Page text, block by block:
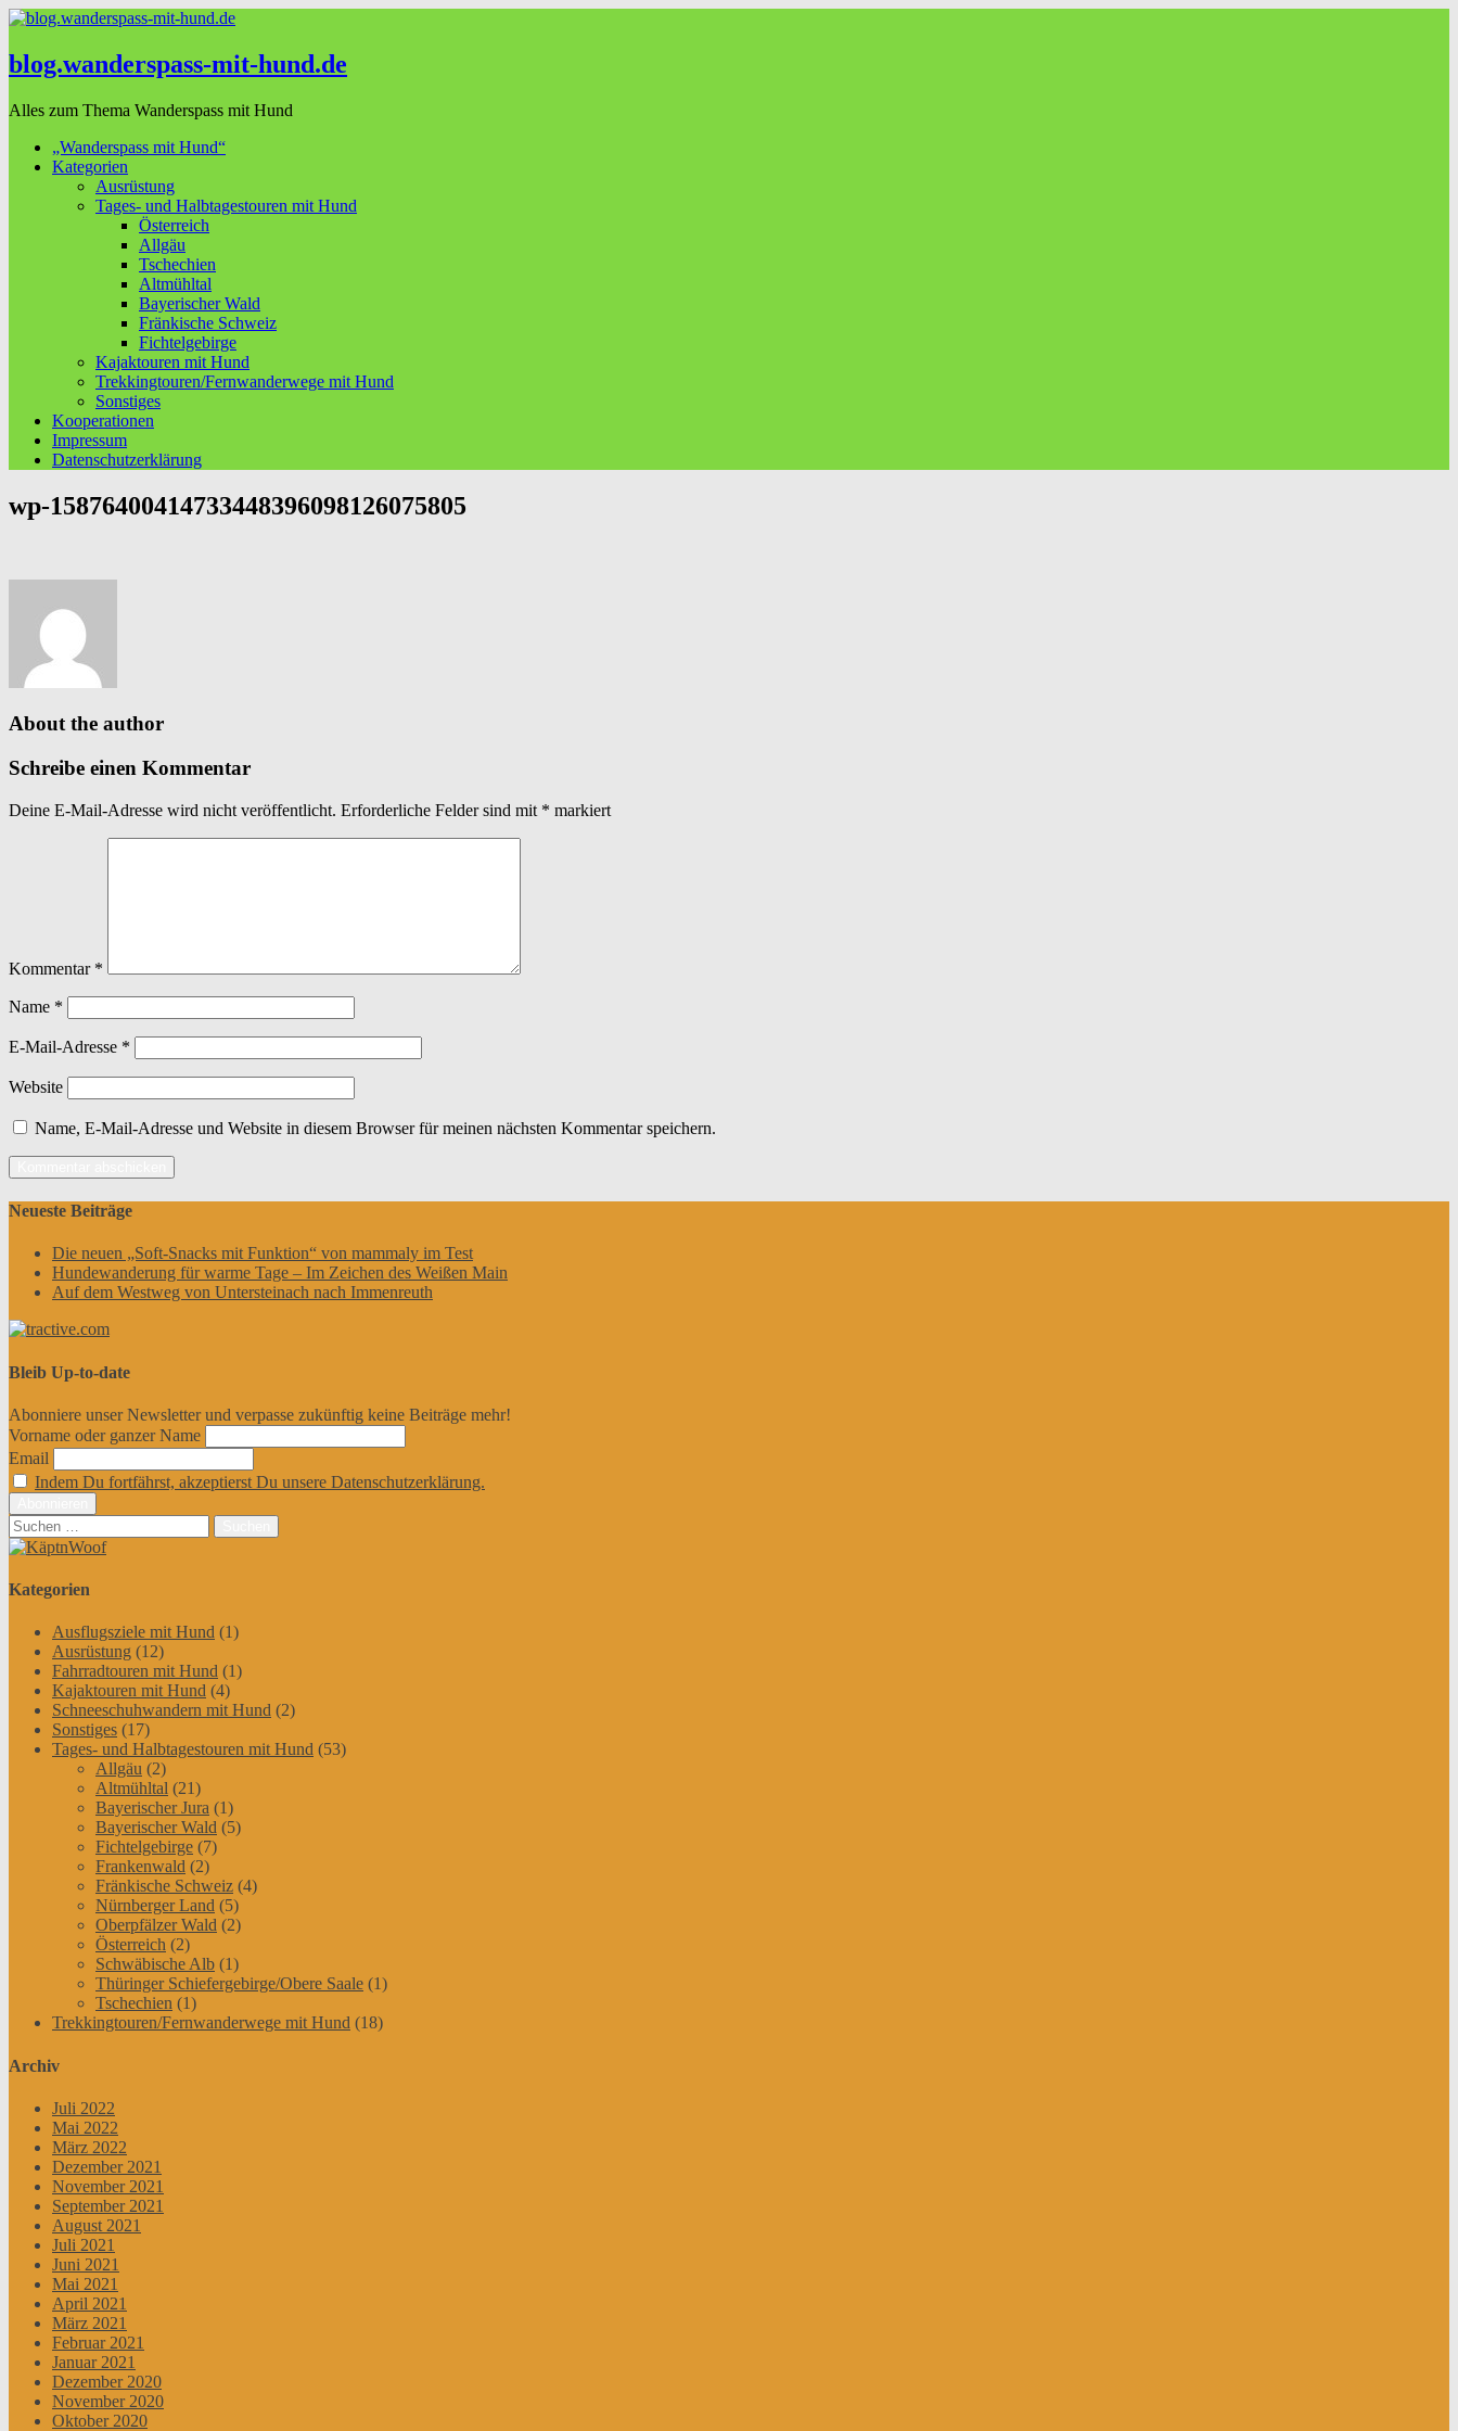
blog.wanderspass-mit-hund.de
Alles zum Thema Wanderspass mit Hund
„Wanderspass mit Hund“
Kategorien
Ausrüstung
Tages- und Halbtagestouren mit Hund
Österreich
Allgäu
Tschechien
Altmühltal
Bayerischer Wald
Fränkische Schweiz
Fichtelgebirge
Kajaktouren mit Hund
Trekkingtouren/Fernwanderwege mit Hund
Sonstiges
Kooperationen
Impressum
Datenschutzerklärung
wp-15876400414733448396098126075805
About the author
Schreibe einen Kommentar
Deine E-Mail-Adresse wird nicht veröffentlicht. Erforderliche Felder sind mit * markiert
Kommentar *
Name *
E-Mail-Adresse *
Website
Name, E-Mail-Adresse und Website in diesem Browser für meinen nächsten Kommentar speichern.
Neueste Beiträge
Die neuen „Soft-Snacks mit Funktion“ von mammaly im Test
Hundewanderung für warme Tage – Im Zeichen des Weißen Main
Auf dem Westweg von Untersteinach nach Immenreuth
Bleib Up-to-date
Abonniere unser Newsletter und verpasse zukünftig keine Beiträge mehr!
Vorname oder ganzer Name
Email
Indem Du fortfährst, akzeptierst Du unsere Datenschutzerklärung.
Suchen
nach:
Kategorien
Ausflugsziele mit Hund (1)
Ausrüstung (12)
Fahrradtouren mit Hund (1)
Kajaktouren mit Hund (4)
Schneeschuhwandern mit Hund (2)
Sonstiges (17)
Tages- und Halbtagestouren mit Hund (53)
Allgäu (2)
Altmühltal (21)
Bayerischer Jura (1)
Bayerischer Wald (5)
Fichtelgebirge (7)
Frankenwald (2)
Fränkische Schweiz (4)
Nürnberger Land (5)
Oberpfälzer Wald (2)
Österreich (2)
Schwäbische Alb (1)
Thüringer Schiefergebirge/Obere Saale (1)
Tschechien (1)
Trekkingtouren/Fernwanderwege mit Hund (18)
Archiv
Juli 2022
Mai 2022
März 2022
Dezember 2021
November 2021
September 2021
August 2021
Juli 2021
Juni 2021
Mai 2021
April 2021
März 2021
Februar 2021
Januar 2021
Dezember 2020
November 2020
Oktober 2020